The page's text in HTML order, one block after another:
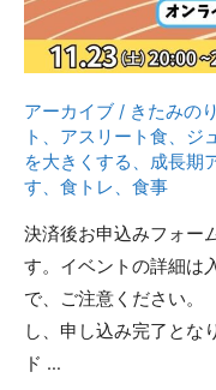
成
を
味
方
つ
け
た
選
手
用！
体
重
UP
～
180
㎝
超
え
アーカイブ / きたみのり
ト 、 アスリート食、 ジ
を大きくする 、 成長期
す、 食トレ 、 食事
決済後お申込みフォー
す。イベントの詳細は
で、ご注意ください。
し、申し込み完了とな
ド …